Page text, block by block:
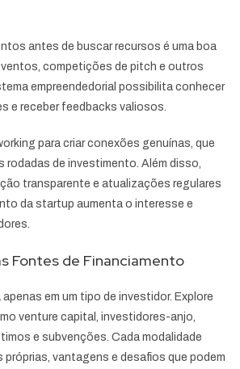
antes de buscar recursos é uma boa
competições de pitch e outros
empreendedorial possibilita conhecer
e receber feedbacks valiosos.
para criar conexões genuínas, que
rodadas de investimento. Além disso,
transparente e atualizações regulares
da startup aumenta o interesse e
Fontes de Financiamento
em um tipo de investidor. Explore
venture capital, investidores-anjo,
e subvenções. Cada modalidade
vantagens e desafios que podem